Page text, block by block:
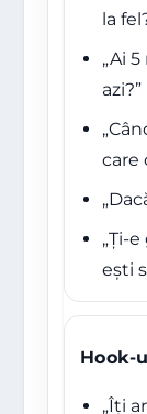
la
„Ai
azi?”
care
„Ți-
ești
Hook-
„Îți